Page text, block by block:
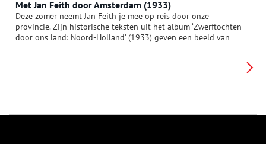
Met Jan Feith door Amsterdam (1933)
Deze zomer neemt Jan Feith je mee op reis door onze
provincie. Zijn historische teksten uit het album ‘Zwerftochten
door ons land: Noord-Holland’ (1933) geven een beeld van